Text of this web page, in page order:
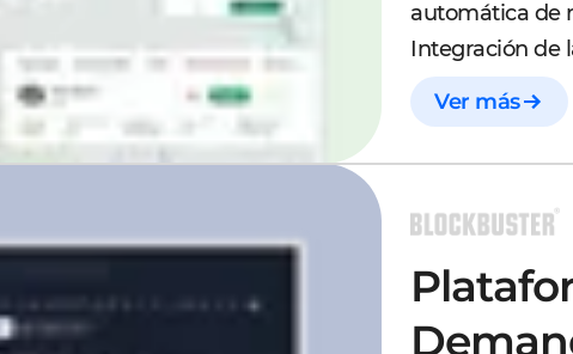
automática de
Integración de
Ver más